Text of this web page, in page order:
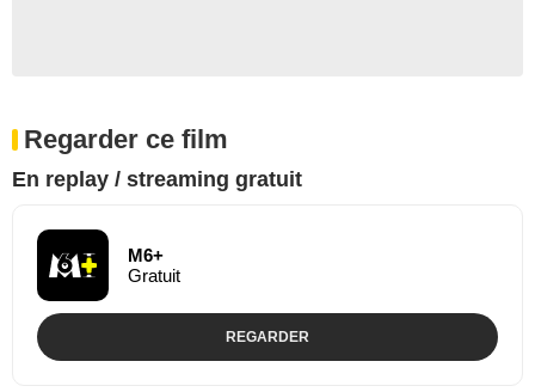
Regarder ce film
En replay / streaming gratuit
M6+
Gratuit
REGARDER